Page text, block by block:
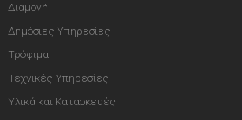
Διαμονή
Δημόσιες Υπηρεσίες
Τρόφιμα
Τεχνικές Υπηρεσίες
Υλικά και Κατασκευές